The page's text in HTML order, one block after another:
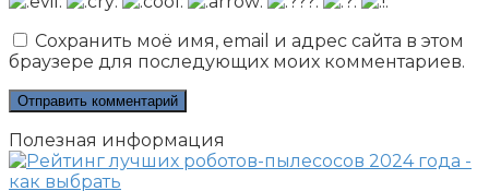
Сохранить моё имя, email и адрес сайта в этом
браузере для последующих моих комментариев.
Полезная информация